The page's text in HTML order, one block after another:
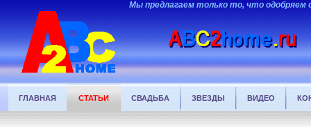
Мы предлагаем только то, что одобряем
ГЛАВНАЯ СТАТЬИ СВАДЬБА ЗВЕЗДЫ ВИДЕО